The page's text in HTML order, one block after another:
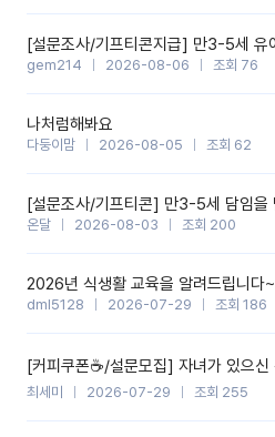
gem214 2026-08-06 조회 76
나처럼해봐요
다둥이맘 2026-08-05 조회 62
온달 2026-08-03 조회 200
2026년 식생활 교육을 알려드립니다~
dml5128 2026-07-29 조회 186
최세미 2026-07-29 조회 255